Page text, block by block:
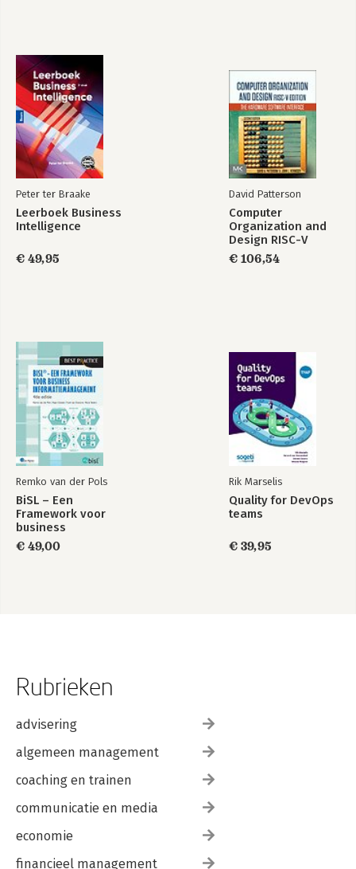
Peter ter Braake
Leerboek Business
Intelligence
€ 49,95
David Patterson
Computer
Organization and
Design RISC-V
Edition
€ 106,54
Remko van der Pols
BiSL – Een
Framework voor
business
€ 49,00
Rik Marselis
Quality for DevOps
teams
€ 39,95
Rubrieken
advisering
algemeen management
coaching en trainen
communicatie en media
economie
financieel management